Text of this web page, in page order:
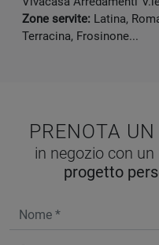
Zone servite: Latina,
Terracina, Frosinone...
PRENOTA
in negozio con
progetto